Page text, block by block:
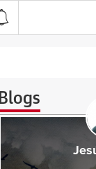
Blogs